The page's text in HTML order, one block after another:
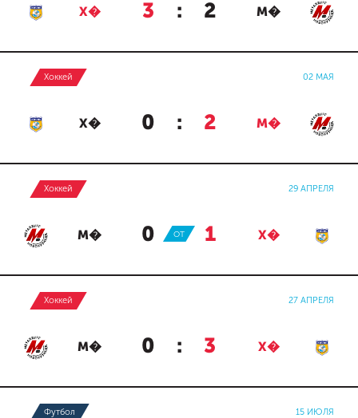
Х� 3 : 2 М�
Хоккей 02 МАЯ
Х� 0 : 2 М�
Хоккей 29 АПРЕЛЯ
М� 0 : 1 Х�
ОТ
Хоккей 27 АПРЕЛЯ
М� 0 : 3 Х�
Футбол 15 ИЮЛЯ